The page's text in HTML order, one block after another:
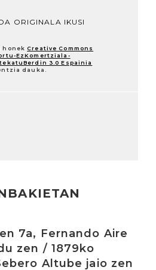
ORIGINALA IKUSI
honek Creative Commons
EzKomertziala-
3.0 Espainia
dauka.
7a, Fernando Aire
zen / 1879ko
Altube jaio zen